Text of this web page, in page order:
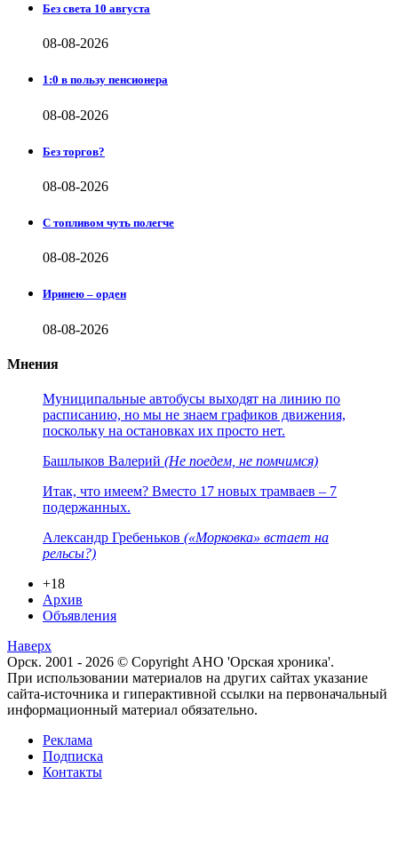
Без света 10 августа
08-08-2026
1:0 в пользу пенсионера
08-08-2026
Без торгов?
08-08-2026
С топливом чуть полегче
08-08-2026
Иринею – орден
08-08-2026
Мнения
Муниципальные автобусы выходят на линию по
расписанию, но мы не знаем графиков движения,
поскольку на остановках их просто нет.
Башлыков Валерий (Не поедем, не помчимся)
Итак, что имеем? Вместо 17 новых трамваев – 7
подержанных.
Александр Гребеньков («Морковка» встает на
рельсы?)
+18
Архив
Объявления
Наверх
Орск. 2001 - 2026 © Copyright АНО 'Орская хроника'.
При использовании материалов на других сайтах указание
сайта-источника и гиперактивной ссылки на первоначальный
информационный материал обязательно.
Реклама
Подписка
Контакты